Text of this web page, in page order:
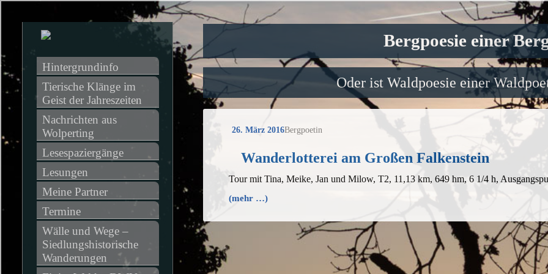
Bergpoesie einer
Oder ist Waldpoesie einer
26. März 2016Bergpoetin
Wanderlotterei am Großen Falkenstein
Tour mit Tina, Meike, Jan und Milow, T2, 11,13 km, 649 hm, 6 1/4 h,
(mehr …)
Hintergrundinfo
Tierische Klänge im
Geist der Jahreszeiten
Nachrichten aus
Wolperting
Lesespaziergänge
Lesungen
Meine Partner
Termine
Wälle und Wege –
Siedlungshistorische
Wanderungen